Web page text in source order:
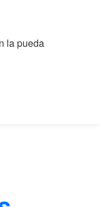
la pueda